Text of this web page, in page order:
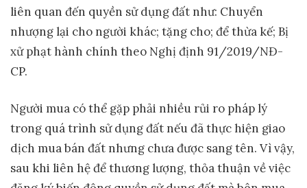
liên quan đến quyền sử dụng đất như: Chuyển
nhượng lại cho người khác; tặng cho; để thừa kế; Bị
xử phạt hành chính theo Nghị định 91/2019/NĐ-
CP.
Người mua có thể gặp phải nhiều rủi ro pháp lý
trong quá trình sử dụng đất nếu đã thực hiện giao
dịch mua bán đất nhưng chưa được sang tên. Vì vậy,
sau khi liên hệ để thương lượng, thỏa thuận về việc